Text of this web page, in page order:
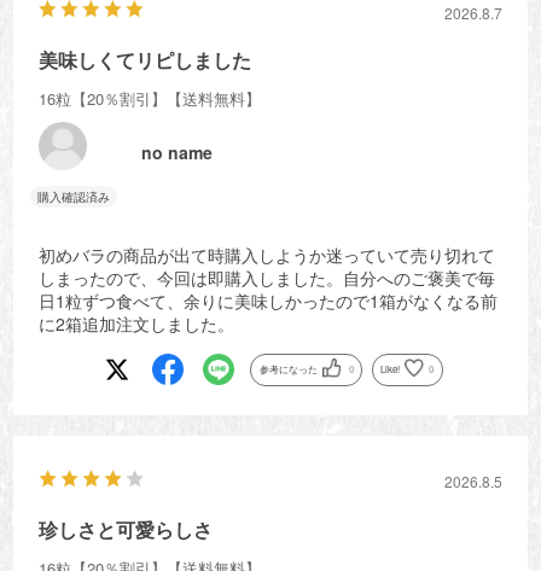
2026.8.7
美味しくてリピしました
16粒【20％割引】【送料無料】
no name
初めバラの商品が出て時購入しようか迷っていて売り切れて
しまったので、今回は即購入しました。自分へのご褒美で毎
日1粒ずつ食べて、余りに美味しかったので1箱がなくなる前
に2箱追加注文しました。
参考になった 0 Like! 0
2026.8.5
珍しさと可愛らしさ